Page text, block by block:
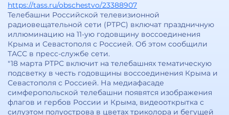
https://tass.ru/obschestvo/23388907
Телебашни Российской телевизионной
радиовещательной сети (РТРС) включат праздничную
иллюминацию на 11-ую годовщину воссоединения
Крыма и Севастополя с Россией. Об этом сообщили
ТАСС в пресс-службе сети.
"18 марта РТРС включит на телебашнях тематическую
подсветку в честь годовщины воссоединения Крыма и
Севастополя с Россией. На медиафасаде
симферопольской телебашни появятся изображения
флагов и гербов России и Крыма, видеооткрытка с
силуэтом полуострова в цветах триколора и бегущей